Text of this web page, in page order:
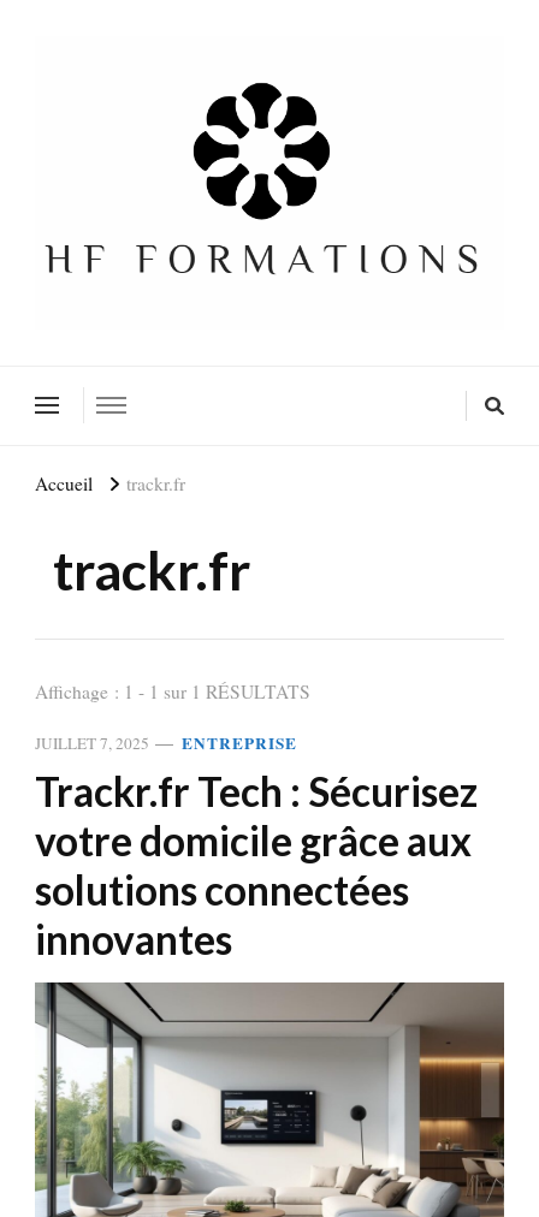
Accueil trackr.fr
trackr.fr
Affichage : 1 - 1 sur 1 RÉSULTATS
JUILLET 7, 2025 ENTREPRISE
Trackr.fr Tech : Sécurisez
votre domicile grâce aux
solutions connectées
innovantes